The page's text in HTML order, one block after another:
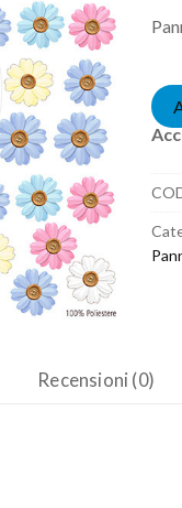
Recensioni (0)